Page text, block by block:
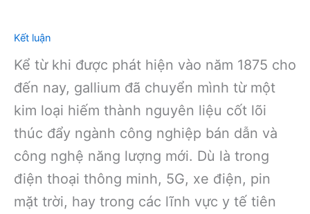
Kết luận
Kể từ khi được phát hiện vào năm 1875 cho
đến nay, gallium đã chuyển mình từ một
kim loại hiếm thành nguyên liệu cốt lõi
thúc đẩy ngành công nghiệp bán dẫn và
công nghệ năng lượng mới. Dù là trong
điện thoại thông minh, 5G, xe điện, pin
mặt trời, hay trong các lĩnh vực y tế tiên